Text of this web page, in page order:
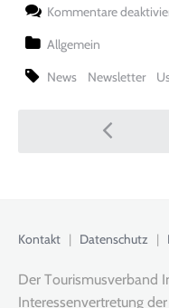
Kommentare
Allgemein
News
Newsletter
Post
Kontakt | Datenschutz |
Der Tourismusverband
Interessenvertretung